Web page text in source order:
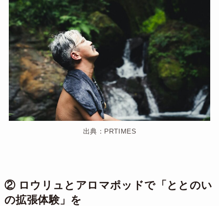
出典：PRTIMES
② ロウリュとアロマポッドで「ととのい
の拡張体験」を